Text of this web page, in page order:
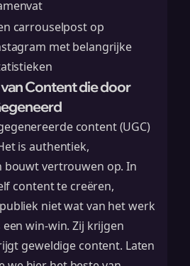
carrouselpost op
met belangrijke
Content die door
content (UGC)
is authentiek,
bouwt vertrouwen op. In
content te creëren,
niet wat van het werk
win-win. Zij krijgen
geweldige content. Laten